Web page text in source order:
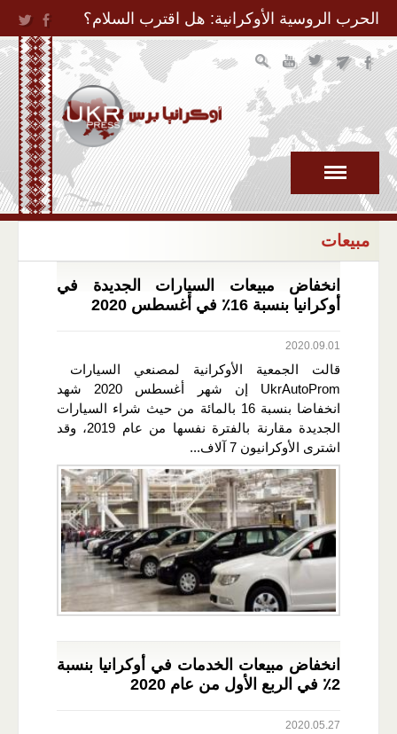
Jump to Navigation
الحرب الروسية الأوكرانية: هل اقترب السلام؟
مبيعات
انخفاض مبيعات السيارات الجديدة في
أوكرانيا بنسبة 16٪ في أغسطس 2020
2020.09.01
قالت الجمعية الأوكرانية لمصنعي السيارات
UkrAutoProm إن شهر أغسطس 2020 شهد
انخفاضا بنسبة 16 بالمائة من حيث شراء السيارات
الجديدة مقارنة بالفترة نفسها من عام 2019، وقد
اشترى الأوكرانيون 7 آلاف...
انخفاض مبيعات الخدمات في أوكرانيا بنسبة
2٪ في الربع الأول من عام 2020
2020.05.27